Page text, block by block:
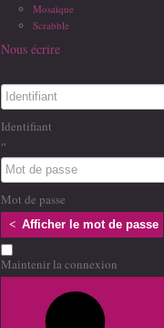
Mosaïque
Scrabble
Nous écrire
Identifiant
Mot de passe
Afficher le mot de passe
Maintenir la connexion